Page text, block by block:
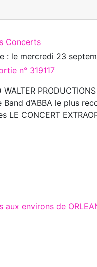
Concerts
: le mercredi 23
n° 319117
WALTER
Band d’ABBA le plus
LE CONCERT
aux environs de